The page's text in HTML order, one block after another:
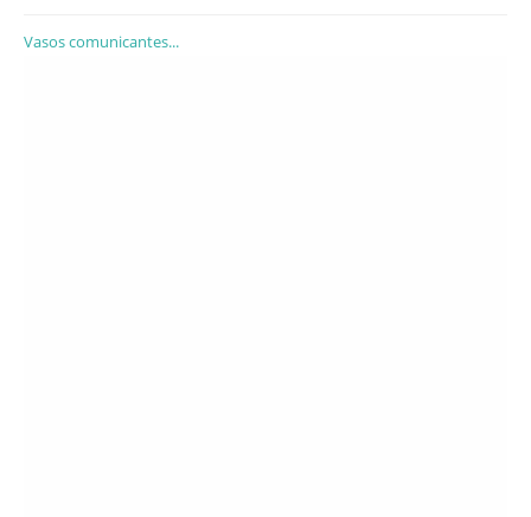
Vasos comunicantes...